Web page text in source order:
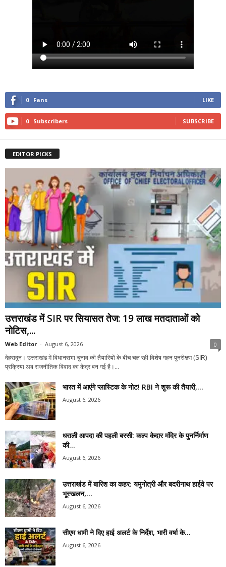
0 Fans LIKE
0 Subscribers SUBSCRIBE
EDITOR PICKS
उत्तराखंड में SIR पर सियासत तेज: 19 लाख मतदाताओं को
नोटिस,...
Web Editor - August 6, 2026 0
देहरादून। उत्तराखंड में विधानसभा चुनाव की तैयारियों के बीच चल रही विशेष गहन पुनरीक्षण (SIR)
प्रक्रिया अब राजनीतिक विवाद का केंद्र बन गई है।...
भारत में आएंगे प्लास्टिक के नोट! RBI ने शुरू की तैयारी,...
August 6, 2026
धराली आपदा की पहली बरसी: कल्प केदार मंदिर के पुनर्निर्माण
की...
August 6, 2026
उत्तराखंड में बारिश का कहर: यमुनोत्री और बदरीनाथ हाईवे पर
भूस्खलन,...
August 6, 2026
सीएम धामी ने दिए हाई अलर्ट के निर्देश, भारी वर्षा के...
August 6, 2026